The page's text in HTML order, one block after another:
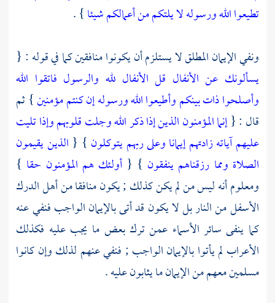
تطيعوا الله ورسوله لا يلتكم من أعمالكم شيئا} .
ونفي الإيمان المطلق لا يستلزم أن يكونوا منافقين كما في قوله : {
يسألونك عن الأنفال قل الأنفال لله والرسول فاتقوا الله
وأصلحوا ذات بينكم وأطيعوا الله ورسوله إن كنتم مؤمنين} ثم
قال : {إنما المؤمنون الذين إذا ذكر الله وجلت قلوبهم وإذا تليت
عليهم آياته زادتهم إيمانا وعلى ربهم يتوكلون } { الذين يقيمون
الصلاة ومما رزقناهم ينفقون } {أولئك هم المؤمنون حقا }
ومعلوم أنه ليس من لم يكن كذلك ; يكون منافقا من أهل الدرك
الأسفل من النار بل لا يكون قد أتى بالإيمان الواجب فنفي عنه
كما ينفى سائر الأسماء عمن ترك بعض ما يجب عليه فكذلك
الأعراب لم يأتوا بالإيمان الواجب ; فنفي عنهم لذلك وإن كانوا
مسلمين معهم من الإيمان ما يثابون عليه .